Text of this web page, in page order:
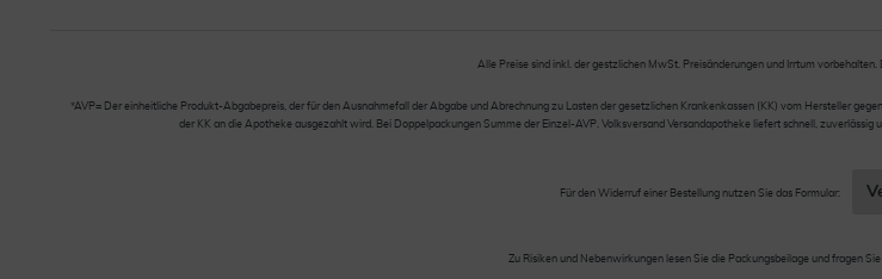
Alle Preise sind inkl. der gestzlichen MwSt. Preisänderungen und Irrtum
*AVP= Der einheitliche Produkt-Abgabepreis, der für den Ausnahmefall der Abgabe und Abrechnung zu Lasten der gesetzlichen Krankenkassen (KK) vom Hersteller
der KK an die Apotheke ausgezahlt wird. Bei Doppelpackungen Summe der Einzel-AVP. Volksversand Versandapotheke liefert schnell,
Für den Widerruf einer Bestellung nutzen Sie das Formular:
Zu Risiken und Nebenwirkungen lesen Sie die Packungsbeilage und fragen